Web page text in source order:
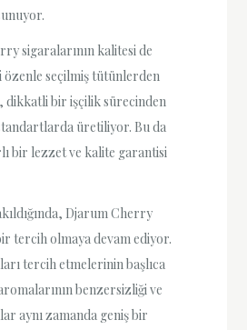
sigaralarının kalitesi de
özenle seçilmiş tütünlerden
dikkatli bir işçilik sürecinden
üretiliyor. Bu da
bir lezzet ve kalite garantisi
Djarum Cherry
tercih olmaya devam ediyor.
tercih etmelerinin başlıca
benzersizliği ve
aynı zamanda geniş bir